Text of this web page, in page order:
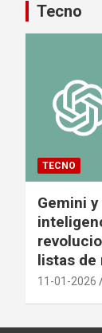
Tecno
TECNO
Gemini
listas de
11-01-2026